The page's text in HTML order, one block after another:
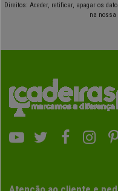
Direitos: Aceder, retificar, apagar os
na nossa